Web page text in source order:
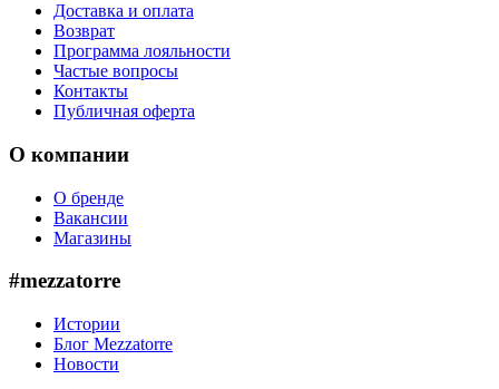
Доставка и оплата
Возврат
Программа лояльности
Частые вопросы
Контакты
Публичная оферта
О компании
О бренде
Вакансии
Магазины
#mezzatorre
Истории
Блог Mezzatorre
Новости